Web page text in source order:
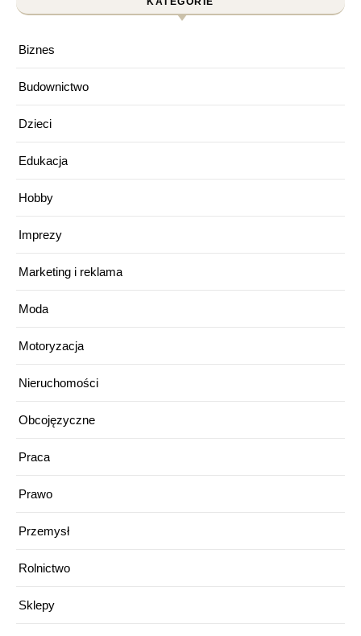
Biznes
Budownictwo
Dzieci
Edukacja
Hobby
Imprezy
Marketing i reklama
Moda
Motoryzacja
Nieruchomości
Obcojęzyczne
Praca
Prawo
Przemysł
Rolnictwo
Sklepy